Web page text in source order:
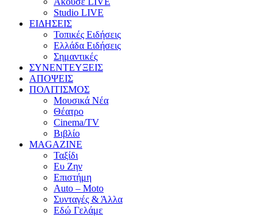
Studio LIVE
ΕΙΔΗΣΕΙΣ
Τοπικές Ειδήσεις
Ελλάδα Ειδήσεις
Σημαντικές
ΣΥΝΕΝΤΕΥΞΕΙΣ
ΑΠΟΨΕΙΣ
ΠΟΛΙΤΙΣΜΟΣ
Μουσικά Νέα
Θέατρο
Cinema/TV
Βιβλίο
MAGAZINE
Ταξίδι
Ευ Ζην
Επιστήμη
Auto – Moto
Συνταγές & Άλλα
Εδώ Γελάμε